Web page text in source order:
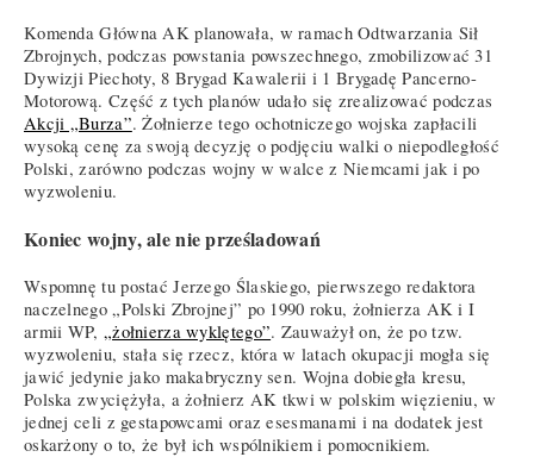
Komenda Główna AK planowała, w ramach Odtwarzania Sił
Zbrojnych, podczas powstania powszechnego, zmobilizować 31
Dywizji Piechoty, 8 Brygad Kawalerii i 1 Brygadę Pancerno-
Motorową. Część z tych planów udało się zrealizować podczas
Akcji „Burza”. Żołnierze tego ochotniczego wojska zapłacili
wysoką cenę za swoją decyzję o podjęciu walki o niepodległość
Polski, zarówno podczas wojny w walce z Niemcami jak i po
wyzwoleniu.
Koniec wojny, ale nie prześladowań
Wspomnę tu postać Jerzego Ślaskiego, pierwszego redaktora
naczelnego „Polski Zbrojnej” po 1990 roku, żołnierza AK i I
armii WP, „żołnierza wyklętego”. Zauważył on, że po tzw.
wyzwoleniu, stała się rzecz, która w latach okupacji mogła się
jawić jedynie jako makabryczny sen. Wojna dobiegła kresu,
Polska zwyciężyła, a żołnierz AK tkwi w polskim więzieniu, w
jednej celi z gestapowcami oraz esesmanami i na dodatek jest
oskarżony o to, że był ich wspólnikiem i pomocnikiem.